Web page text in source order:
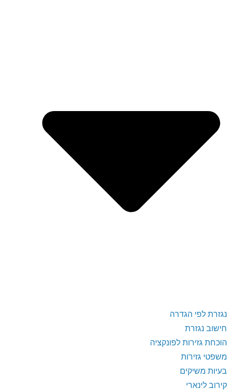
נגזרת לפי הגדרה
חישוב נגזרת
הוכחת גזירות לפונקציה
משפטי גזירות
בעיות משיקים
קירוב לינארי